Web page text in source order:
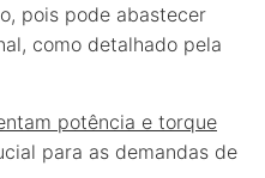
pois pode abastecer
como detalhado pela
potência e torque
para as demandas de